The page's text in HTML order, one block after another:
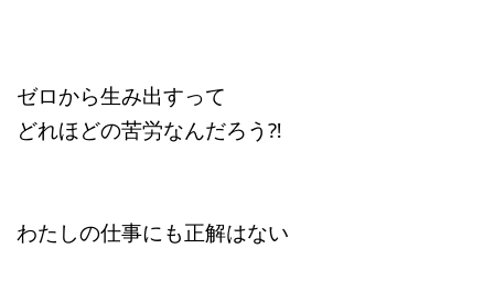
ゼロから生み出すって
どれほどの苦労なんだろう⁈
わたしの仕事にも正解はない